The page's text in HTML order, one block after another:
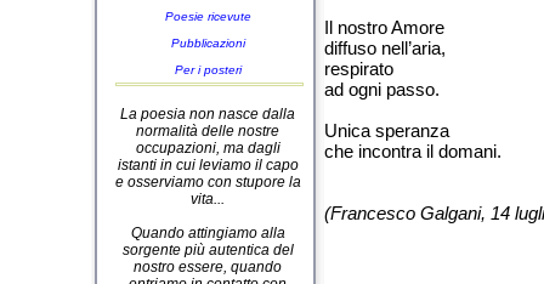
Poesie ricevute
Pubblicazioni
Per i posteri
La poesia non nasce dalla
normalità delle nostre
occupazioni, ma dagli
istanti in cui leviamo il capo
e osserviamo con stupore la
vita...
Quando attingiamo alla
sorgente più autentica del
nostro essere, quando
Il nostro Amore
diffuso nell’aria,
respirato
ad ogni passo.
Unica speranza
che incontra il domani.
(Francesco Galgani, 14